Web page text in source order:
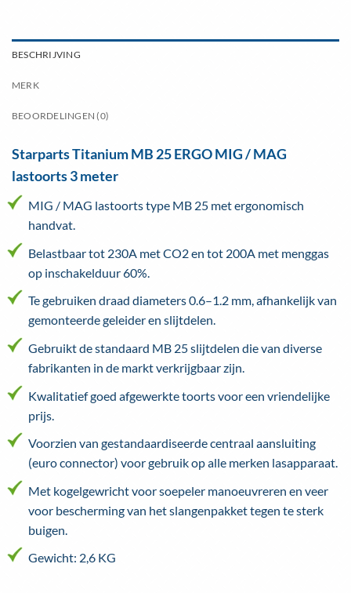
BESCHRIJVING
MERK
BEOORDELINGEN (0)
Starparts Titanium MB 25 ERGO MIG / MAG
lastoorts 3 meter
MIG / MAG lastoorts type MB 25 met ergonomisch
handvat.
Belastbaar tot 230A met CO2 en tot 200A met menggas
op inschakelduur 60%.
Te gebruiken draad diameters 0.6–1.2 mm, afhankelijk van
gemonteerde geleider en slijtdelen.
Gebruikt de standaard MB 25 slijtdelen die van diverse
fabrikanten in de markt verkrijgbaar zijn.
Kwalitatief goed afgewerkte toorts voor een vriendelijke
prijs.
Voorzien van gestandaardiseerde centraal aansluiting
(euro connector) voor gebruik op alle merken lasapparaat.
Met kogelgewricht voor soepeler manoeuvreren en veer
voor bescherming van het slangenpakket tegen te sterk
buigen.
Gewicht: 2,6 KG